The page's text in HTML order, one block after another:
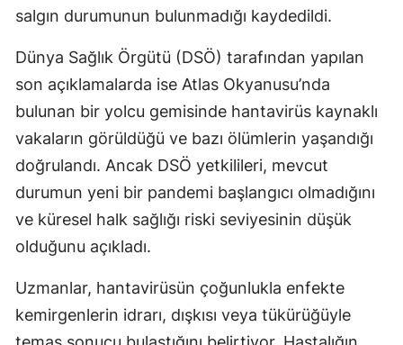
salgın durumunun bulunmadığı kaydedildi.
Dünya Sağlık Örgütü (DSÖ) tarafından yapılan
son açıklamalarda ise Atlas Okyanusu’nda
bulunan bir yolcu gemisinde hantavirüs kaynaklı
vakaların görüldüğü ve bazı ölümlerin yaşandığı
doğrulandı. Ancak DSÖ yetkilileri, mevcut
durumun yeni bir pandemi başlangıcı olmadığını
ve küresel halk sağlığı riski seviyesinin düşük
olduğunu açıkladı.
Uzmanlar, hantavirüsün çoğunlukla enfekte
kemirgenlerin idrarı, dışkısı veya tükürüğüyle